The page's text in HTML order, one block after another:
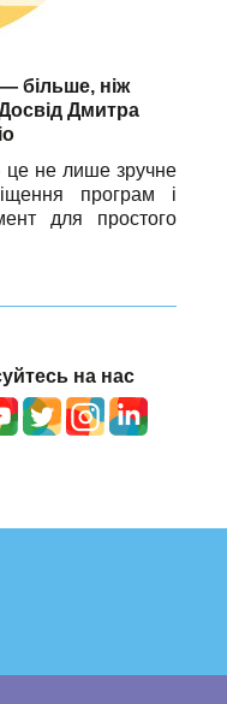
більше, ніж
Дмитра
це не лише зручне
програм і
для простого
найбільш
допомагають
й підвищити
на нас